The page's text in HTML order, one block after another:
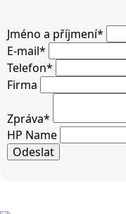
Jméno a příjmení*
E-mail*
Telefon*
Firma
Zpráva*
HP Name
Odeslat